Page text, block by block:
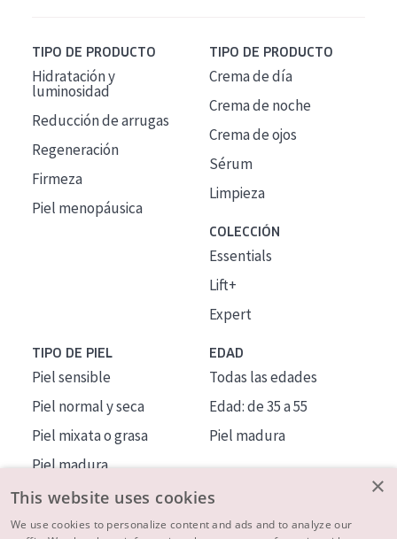
TIPO DE PRODUCTO
Hidratación y
luminosidad
Reducción de arrugas
Regeneración
Firmeza
Piel menopáusica
TIPO DE PRODUCTO
Crema de día
Crema de noche
Crema de ojos
Sérum
Limpieza
COLECCIÓN
Essentials
Lift+
Expert
TIPO DE PIEL
Piel sensible
Piel normal y seca
Piel mixata o grasa
Piel madura
Piel expuesta al sol
Piel menopáusica
EDAD
Todas las edades
Edad: de 35 a 55
Piel madura
×
This website uses cookies
We use cookies to personalize content and ads and to analyze our